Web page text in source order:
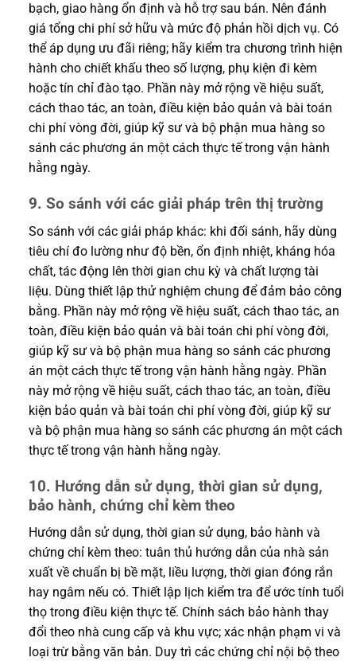
bạch, giao hàng ổn định và hỗ trợ sau bán. Nên đánh
giá tổng chi phí sở hữu và mức độ phản hồi dịch vụ. Có
thể áp dụng ưu đãi riêng; hãy kiểm tra chương trình hiện
hành cho chiết khấu theo số lượng, phụ kiện đi kèm
hoặc tín chỉ đào tạo. Phần này mở rộng về hiệu suất,
cách thao tác, an toàn, điều kiện bảo quản và bài toán
chi phí vòng đời, giúp kỹ sư và bộ phận mua hàng so
sánh các phương án một cách thực tế trong vận hành
hằng ngày.
9. So sánh với các giải pháp trên thị trường
So sánh với các giải pháp khác: khi đối sánh, hãy dùng
tiêu chí đo lường như độ bền, ổn định nhiệt, kháng hóa
chất, tác động lên thời gian chu kỳ và chất lượng tài
liệu. Dùng thiết lập thử nghiệm chung để đảm bảo công
bằng. Phần này mở rộng về hiệu suất, cách thao tác, an
toàn, điều kiện bảo quản và bài toán chi phí vòng đời,
giúp kỹ sư và bộ phận mua hàng so sánh các phương
án một cách thực tế trong vận hành hằng ngày. Phần
này mở rộng về hiệu suất, cách thao tác, an toàn, điều
kiện bảo quản và bài toán chi phí vòng đời, giúp kỹ sư
và bộ phận mua hàng so sánh các phương án một cách
thực tế trong vận hành hằng ngày.
10. Hướng dẫn sử dụng, thời gian sử dụng,
bảo hành, chứng chỉ kèm theo
Hướng dẫn sử dụng, thời gian sử dụng, bảo hành và
chứng chỉ kèm theo: tuân thủ hướng dẫn của nhà sản
xuất về chuẩn bị bề mặt, liều lượng, thời gian đóng rắn
hay ngâm nếu có. Thiết lập lịch kiểm tra để ước tính tuổi
thọ trong điều kiện thực tế. Chính sách bảo hành thay
đổi theo nhà cung cấp và khu vực; xác nhận phạm vi và
loại trừ bằng văn bản. Duy trì các chứng chỉ nội bộ theo